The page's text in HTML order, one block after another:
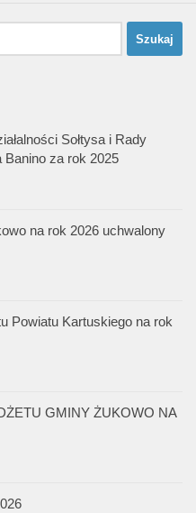
Sołtysa i Rady
Banino za rok 2025
na rok 2026 uchwalony
Powiatu Kartuskiego na rok
GMINY ŻUKOWO NA